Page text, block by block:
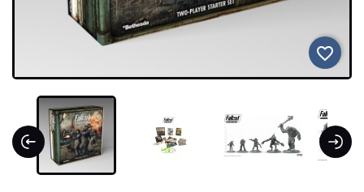
favorite_border